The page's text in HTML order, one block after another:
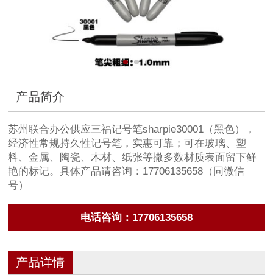
产品简介
苏州联合办公供应三福记号笔sharpie30001（黑色），
经济性常规持久性记号笔，实惠可靠；可在玻璃、塑
料、金属、陶瓷、木材、纸张等撒多数材质表面留下鲜
艳的标记。具体产品请咨询：17706135658（同微信
号）
电话咨询：17706135658
产品详情